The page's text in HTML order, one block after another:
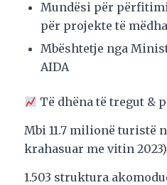
Mundësi për
për projekte të mëdha
Mbështetje nga
AIDA
Të dhëna të tregut &
Mbi 11.7 milionë turistë
krahasuar me vitin 2023)
1.503 struktura